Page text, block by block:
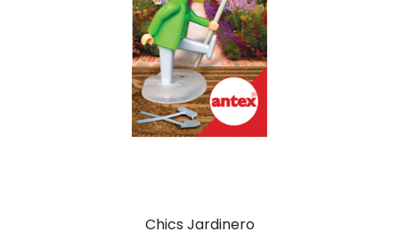
Chics Jardinero